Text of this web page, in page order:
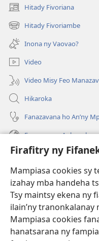
Firafitry ny
Mampiasa cookies sy
izahay mba handeha
Tsy maintsy ekena ny
ilain’ny tranonkalanay
Mampiasa cookies
hanatsarana ny
Hitady Fivoriana
(manokatra
rohy) Hitady Fivoriambe
(manokatra
rohy) Inona ny Vaovao?
Video
Video Misy Feo
Hikaroka
Fanazavana ho An’ny
Fanazavana
Fanampiana
Fanomezana
(manokatra
rohy)
FITEHIRIZAM-
(manokatra
rohy)
JW Hub
(manokatra